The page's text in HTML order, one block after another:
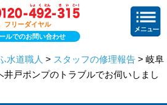
フリーダイヤル
ルでのお問い合わせ
水道職人 > スタッフの修理報告 > 岐阜
戸ポンプのトラブルでお伺いしまし